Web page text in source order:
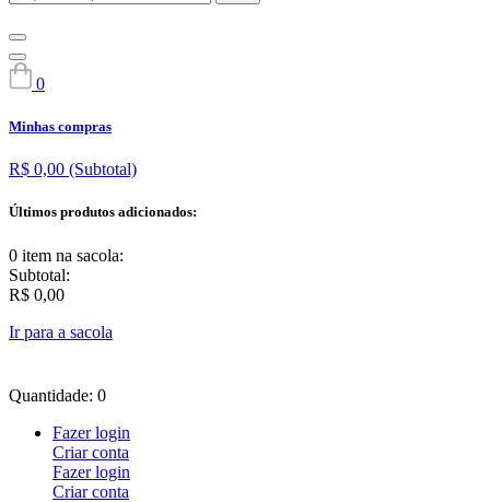
0
Minhas compras
R$ 0,00 (Subtotal)
Últimos produtos adicionados:
0 item na sacola:
Subtotal:
R$ 0,00
Ir para a sacola
Quantidade: 0
Fazer login
Criar conta
Fazer login
Criar conta